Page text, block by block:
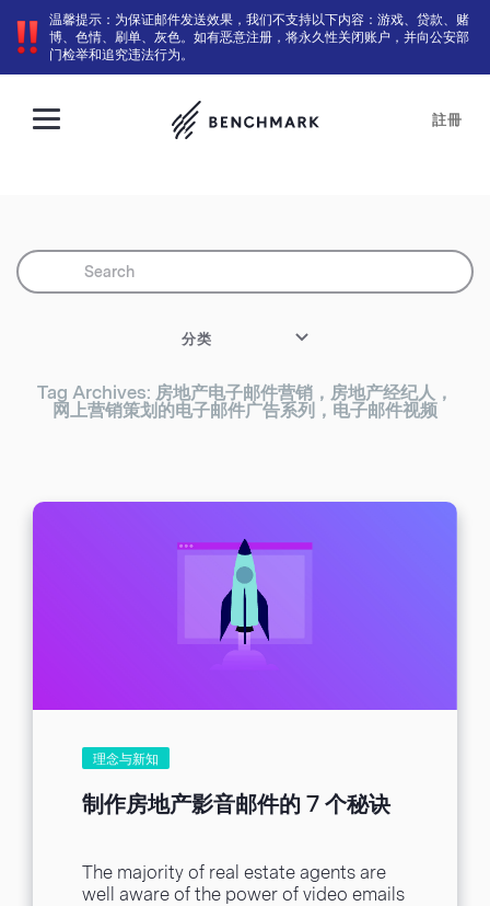
温馨提示：为保证邮件发送效果，我们不支持以下内容：游戏、贷款、赌
博、色情、刷单、灰色。如有恶意注册，将永久性关闭账户，并向公安部
门检举和追究违法行为。
註冊
分类
Tag Archives: 房地产电子邮件营销，房地产经纪人，
网上营销策划的电子邮件广告系列，电子邮件视频
理念与新知
制作房地产影音邮件的 7 个秘诀
The majority of real estate agents are
well aware of the power of video emails